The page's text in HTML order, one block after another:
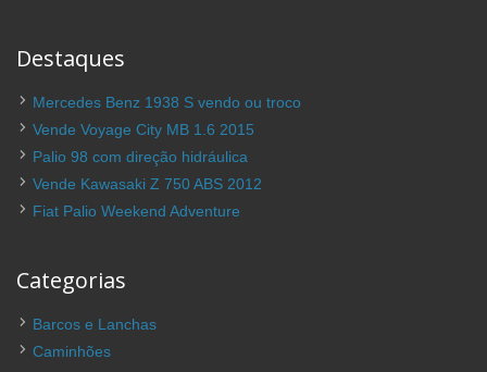
Destaques
Mercedes Benz 1938 S vendo ou troco
Vende Voyage City MB 1.6 2015
Palio 98 com direção hidráulica
Vende Kawasaki Z 750 ABS 2012
Fiat Palio Weekend Adventure
Categorias
Barcos e Lanchas
Caminhões